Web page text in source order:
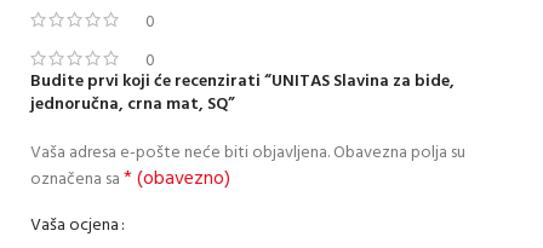
0
0
Budite prvi koji će recenzirati “UNITAS Slavina za bide,
jednoručna, crna mat, SQ”
Vaša adresa e-pošte neće biti objavljena.Obavezna polja su
označena sa* (obavezno)
Vaša ocjena